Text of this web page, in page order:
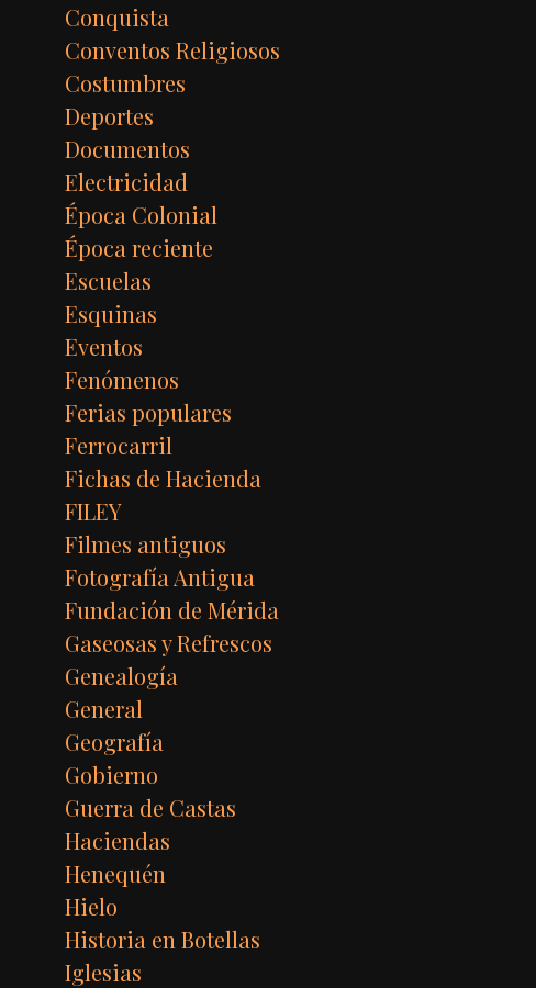
Conquista
Conventos Religiosos
Costumbres
Deportes
Documentos
Electricidad
Época Colonial
Época reciente
Escuelas
Esquinas
Eventos
Fenómenos
Ferias populares
Ferrocarril
Fichas de Hacienda
FILEY
Filmes antiguos
Fotografía Antigua
Fundación de Mérida
Gaseosas y Refrescos
Genealogía
General
Geografía
Gobierno
Guerra de Castas
Haciendas
Henequén
Hielo
Historia en Botellas
Iglesias